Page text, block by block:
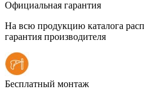
Официальная гарантия
На всю продукцию каталога
гарантия производителя
Бесплатный монтаж